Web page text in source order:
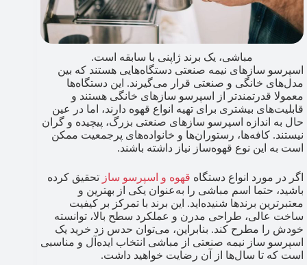
مباشی، یک برند ژاپنی با سابقه است.
اسپرسو سازهای نیمه صنعتی دستگاه‌هایی هستند که بین
مدل‌های خانگی و صنعتی قرار می‌گیرند. این دستگاه‌ها
معمولا قدرتمندتر از اسپرسو سازهای خانگی هستند و
قابلیت‌های بیشتری برای تهیه انواع قهوه دارند، اما در عین
حال به اندازه اسپرسو سازهای صنعتی بزرگ، پیچیده و گران
نیستند. کافه‌ها، رستوران‌ها و خانواده‌های پرجمعیت ممکن
است به این نوع قهوه‌ساز نیاز داشته باشند.
اگر در مورد انواع دستگاه قهوه و اسپرسو ساز تحقیق کرده
باشید، حتما اسم مباشی را به‌عنوان یکی از بهترین و
معتبرترین برندها شنیده‌اید. این برند با تمرکز بر کیفیت
ساخت عالی، طراحی مدرن و عملکرد سطح بالا، توانسته
خودش را مطرح کند. بنابراین، می‌توان حدس زد خرید یک
اسپرسو ساز نیمه صنعتی از مباشی انتخاب ایده‌آل و مناسبی
است که تا سال‌ها از آن رضایت خواهید داشت.